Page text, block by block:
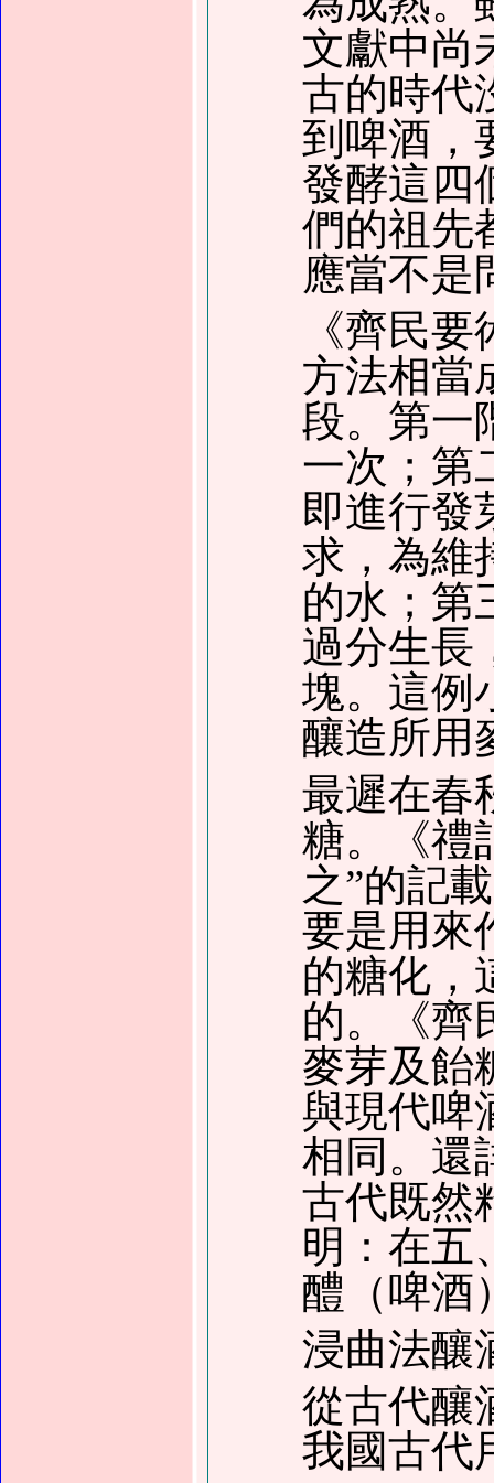
文獻中尚
古的時代
到啤酒，
發酵這四
們的祖先
應當不是
《齊民
方法相當
段。第一
一次 ； 第
即進行發
求，為維
的水 ； 第
過分生長
塊。這例
釀造所用
最遲在春
糖。《禮
之”的記
要是用來
的糖化，
的。《齊
麥芽及飴
與現代啤
相同。還
古代既然
明：在五
醴（啤酒
浸曲法釀
從古代釀
我國古代